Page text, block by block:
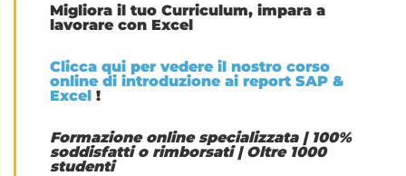
Migliora il tuo Curriculum, impara a
lavorare con Excel
Clicca qui per vedere il nostro corso
online di introduzione ai report SAP &
Excel !
Formazione online specializzata |100%
soddisfatti o rimborsati|Oltre 1000
studenti